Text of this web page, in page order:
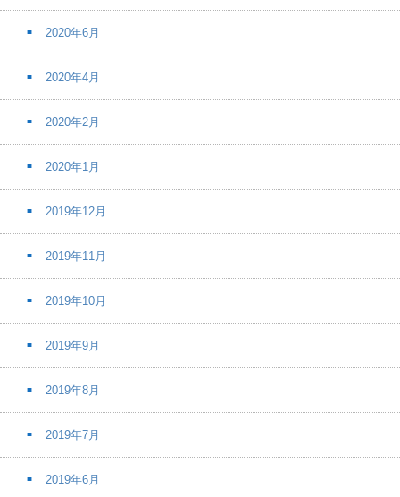
2020年6月
2020年4月
2020年2月
2020年1月
2019年12月
2019年11月
2019年10月
2019年9月
2019年8月
2019年7月
2019年6月